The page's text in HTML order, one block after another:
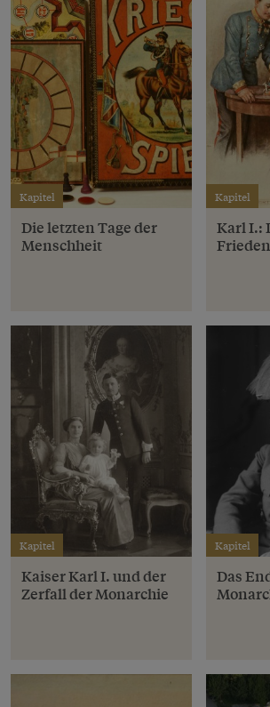
Kapitel
Die letzten Tage der
Menschheit
Kapitel
Karl I.:
Kapitel
Kaiser Karl I. und der
Zerfall der Monarchie
Kapitel
Das